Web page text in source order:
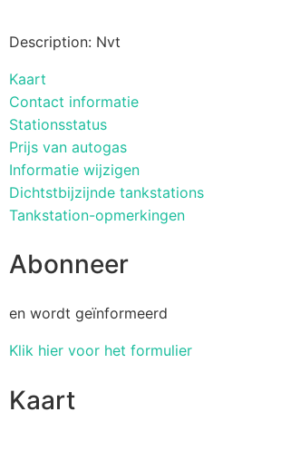
Description: Nvt
Kaart
Contact informatie
Stationsstatus
Prijs van autogas
Informatie wijzigen
Dichtstbijzijnde tankstations
Tankstation-opmerkingen
Abonneer
en wordt geïnformeerd
Klik hier voor het formulier
Kaart